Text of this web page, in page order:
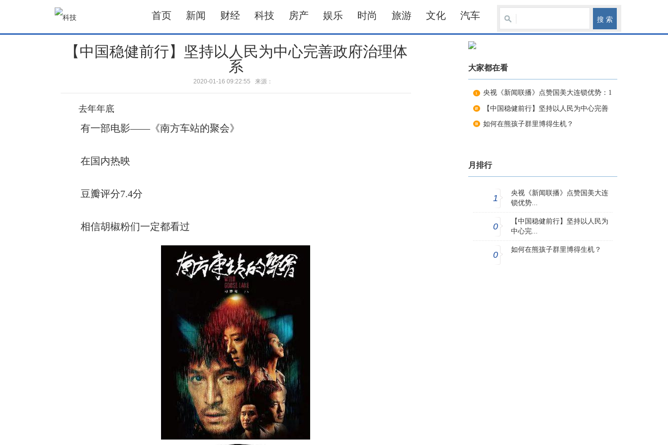
首页 新闻 财经 科技 房产 娱乐 时尚 旅游 文化 汽车
【中国稳健前行】坚持以人民为中心完善政府治理体
系
2020-01-16 09:22:55 来源：
去年年底
有一部电影——《南方车站的聚会》
在国内热映
豆瓣评分7.4分
相信胡椒粉们一定都看过
大家都在看
央视《新闻联播》点赞国美大连锁优势：1
【中国稳健前行】坚持以人民为中心完善
如何在熊孩子群里博得生机？
月排行
1
央视《新闻联播》点赞国美大连
锁优势...
0
【中国稳健前行】坚持以人民为
中心完...
0
如何在熊孩子群里博得生机？